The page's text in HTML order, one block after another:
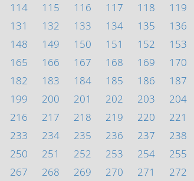
114 115 116 117 118 119
131 132 133 134 135 136
148 149 150 151 152 153
165 166 167 168 169 170
182 183 184 185 186 187
199 200 201 202 203 204
216 217 218 219 220 221
233 234 235 236 237 238
250 251 252 253 254 255
267 268 269 270 271 272